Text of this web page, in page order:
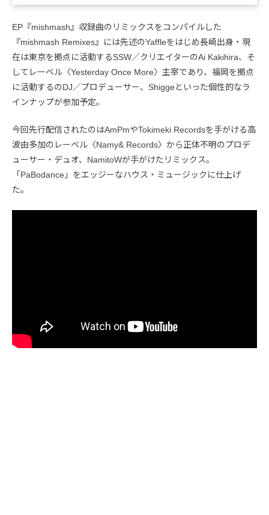
EP『mishmash』収録曲のリミックスをコンパイルした
『mishmash Remixes』には先述のYaffleをはじめ長崎出身・現
在は東京を拠点に活動するSSW／クリエイターのAi Kakihira、そ
してレーベル〈Yesterday Once More〉主宰であり、福岡を拠点
に活動するのDJ／プロデューサー、Shiggeといった個性的なラ
インナップが参加予定。
今回先行配信されたのはAmPmやTokimeki Recordsを手がける高
波由多加のレーベル〈Namy& Records〉から正体不明のプロデ
ューサー・デュオ、NamitoWが手がけたリミックス。
「PaBodance」をエッジーなハウス・ミュージックに仕上げ
た。